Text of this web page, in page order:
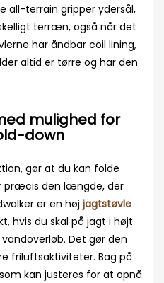
all-terrain gripper ydersål,
terræn, også når det
har åndbar coil lining,
altid er tørre og har den
mulighed for
down
gør at du kan folde
præcis den længde, der
er en høj jagtstøvle
hvis du skal på jagt i højt
Det gør den
friluftsaktiviteter. Bag på
kan justeres for at opnå